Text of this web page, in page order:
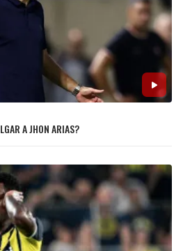
A JHON ARIAS?